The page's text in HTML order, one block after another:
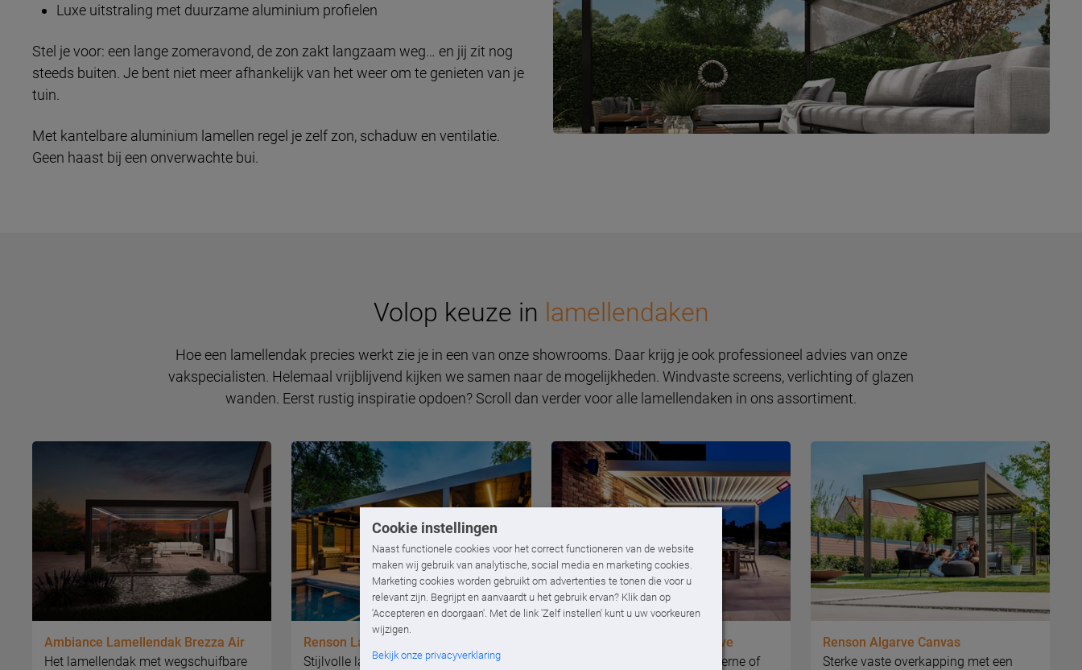
Cookie instellingen
Naast functionele cookies voor het correct functioneren van de website
maken wij gebruik van analytische, social media en marketing cookies.
Marketing cookies worden gebruikt om advertenties te tonen die voor u
relevant zijn. Begrijpt en aanvaardt u het gebruik ervan? Klik dan op
'Accepteren en doorgaan'. Met de link 'Zelf instellen' kunt u uw voorkeuren
wijzigen.
Bekijk onze privacyverklaring
Luxe uitstraling met duurzame aluminium profielen
Stel je voor: een lange zomeravond, de zon zakt langzaam weg… en jij zit nog
steeds buiten. Je bent niet meer afhankelijk van het weer om te genieten van je
tuin.
Met kantelbare aluminium lamellen regel je zelf zon, schaduw en ventilatie.
Geen haast bij een onverwachte bui.
Volop keuze in lamellendaken
Hoe een lamellendak precies werkt zie je in een van onze showrooms. Daar krijg je ook professioneel advies van onze
vakspecialisten. Helemaal vrijblijvend kijken we samen naar de mogelijkheden. Windvaste screens, verlichting of glazen
wanden. Eerst rustig inspiratie opdoen? Scroll dan verder voor alle lamellendaken in ons assortiment.
Ambiance Lamellendak Brezza Air
Het lamellendak met wegschuifbare
Renson Lamellendak Camargue
Stijlvolle lameloverkapping met
Renson Lamellendak Algarve
Slank lamellendak met moderne of
Renson Algarve Canvas
Sterke vaste overkapping met een